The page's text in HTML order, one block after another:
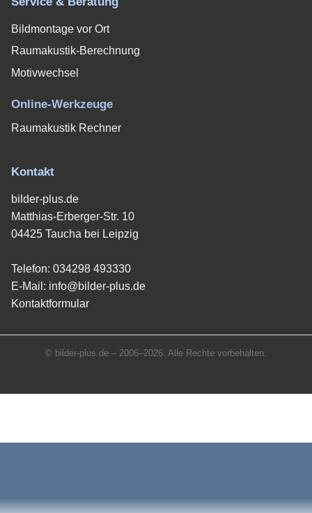
Bildmontage vor Ort
Raumakustik-Berechnung
Motivwechsel
Online-Werkzeuge
Raumakustik Rechner
Kontakt
bilder-plus.de
Matthias-Erberger-Str. 10
04425 Taucha bei Leipzig
Telefon: 034298 493330
E-Mail: info@bilder-plus.de
Kontaktformular
© bilder-plus.de – 2006–2026. Alle Rechte vorbehalten.